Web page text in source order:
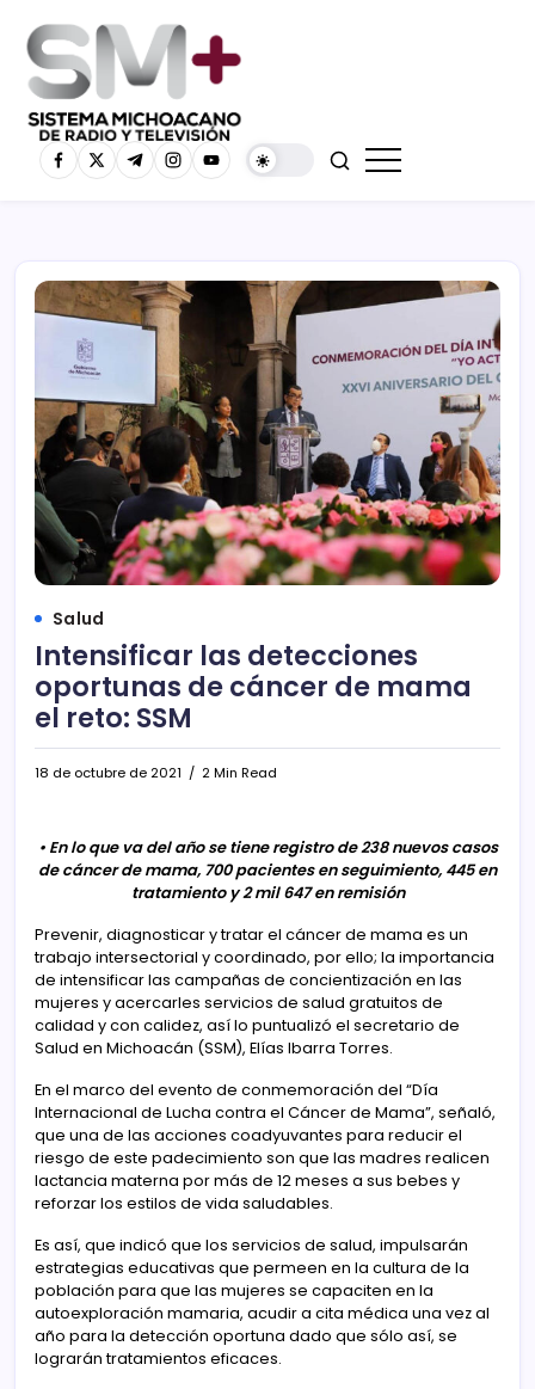
Salud
Intensificar las detecciones
oportunas de cáncer de mama
el reto: SSM
18 de octubre de 2021 2 Min Read
• En lo que va del año se tiene registro de 238 nuevos casos
de cáncer de mama, 700 pacientes en seguimiento, 445 en
tratamiento y 2 mil 647 en remisión
Prevenir, diagnosticar y tratar el cáncer de mama es un
trabajo intersectorial y coordinado, por ello; la importancia
de intensificar las campañas de concientización en las
mujeres y acercarles servicios de salud gratuitos de
calidad y con calidez, así lo puntualizó el secretario de
Salud en Michoacán (SSM), Elías Ibarra Torres.
En el marco del evento de conmemoración del “Día
Internacional de Lucha contra el Cáncer de Mama”, señaló,
que una de las acciones coadyuvantes para reducir el
riesgo de este padecimiento son que las madres realicen
lactancia materna por más de 12 meses a sus bebes y
reforzar los estilos de vida saludables.
Es así, que indicó que los servicios de salud, impulsarán
estrategias educativas que permeen en la cultura de la
población para que las mujeres se capaciten en la
autoexploración mamaria, acudir a cita médica una vez al
año para la detección oportuna dado que sólo así, se
lograrán tratamientos eficaces.